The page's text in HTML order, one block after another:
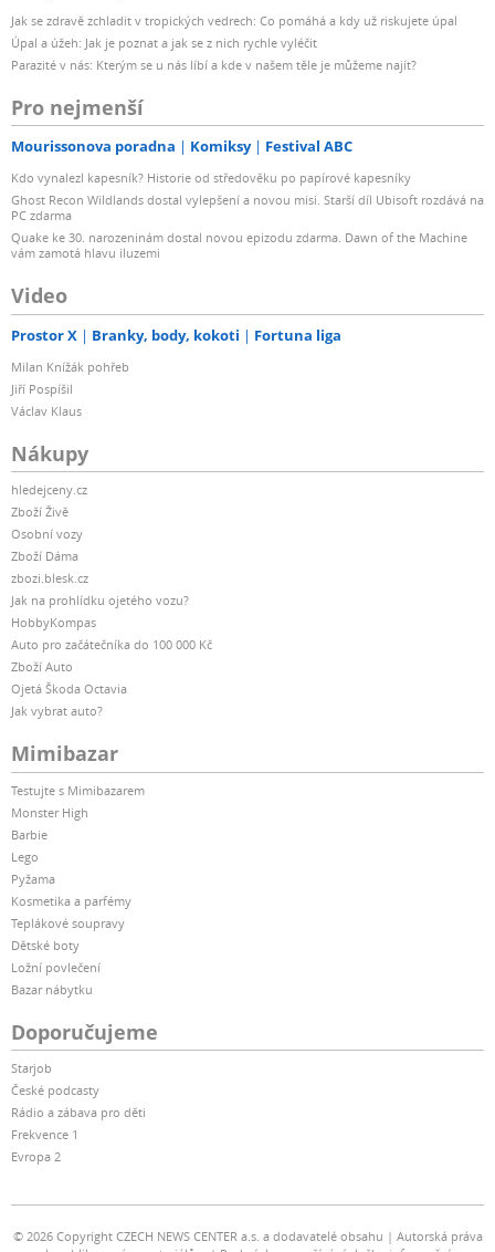
Jak se zdravě zchladit v tropických vedrech: Co pomáhá a kdy už riskujete úpal
Úpal a úžeh: Jak je poznat a jak se z nich rychle vyléčit
Parazité v nás: Kterým se u nás líbí a kde v našem těle je můžeme najít?
Pro nejmenší
Mourissonova poradna Komiksy Festival ABC
Kdo vynalezl kapesník? Historie od středověku po papírové kapesníky
Ghost Recon Wildlands dostal vylepšení a novou misi. Starší díl Ubisoft rozdává na
PC zdarma
Quake ke 30. narozeninám dostal novou epizodu zdarma. Dawn of the Machine
vám zamotá hlavu iluzemi
Video
Prostor X Branky, body, kokoti Fortuna liga
Milan Knížák pohřeb
Jiří Pospíšil
Václav Klaus
Nákupy
hledejceny.cz
Zboží Živě
Osobní vozy
Zboží Dáma
zbozi.blesk.cz
Jak na prohlídku ojetého vozu?
HobbyKompas
Auto pro začátečníka do 100 000 Kč
Zboží Auto
Ojetá Škoda Octavia
Jak vybrat auto?
Mimibazar
Testujte s Mimibazarem
Monster High
Barbie
Lego
Pyžama
Kosmetika a parfémy
Teplákové soupravy
Dětské boty
Ložní povlečení
Bazar nábytku
Doporučujeme
Starjob
České podcasty
Rádio a zábava pro děti
Frekvence 1
Evropa 2
© 2026 Copyright CZECH NEWS CENTER a.s. a dodavatelé obsahu
Autorská práva